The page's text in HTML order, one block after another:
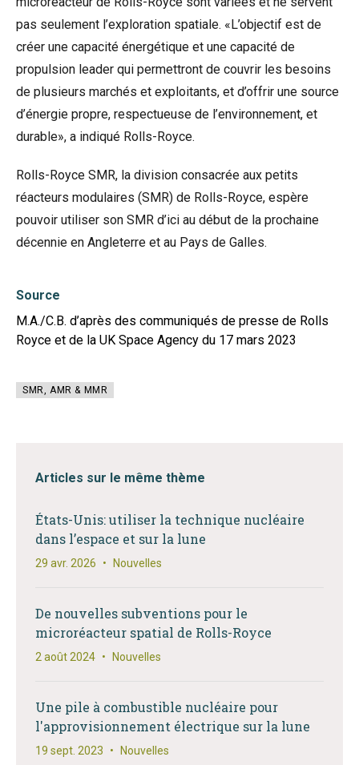
pas seulement l’exploration spatiale. «L’objectif est de
créer une capacité énergétique et une capacité de
propulsion leader qui permettront de couvrir les besoins
de plusieurs marchés et exploitants, et d’offrir une source
d’énergie propre, respectueuse de l’environnement, et
durable», a indiqué Rolls-Royce.
Rolls-Royce SMR, la division consacrée aux petits
réacteurs modulaires (SMR) de Rolls-Royce, espère
pouvoir utiliser son SMR d’ici au début de la prochaine
décennie en Angleterre et au Pays de Galles.
Source
M.A./C.B. d’après des communiqués de presse de Rolls
Royce et de la UK Space Agency du 17 mars 2023
SMR, AMR & MMR
Articles sur le même thème
États-Unis: utiliser la technique nucléaire
dans l’espace et sur la lune
29 avr. 2026 • Nouvelles
De nouvelles subventions pour le
microréacteur spatial de Rolls-Royce
2 août 2024 • Nouvelles
Une pile à combustible nucléaire pour
l'approvisionnement électrique sur la lune
19 sept. 2023 • Nouvelles